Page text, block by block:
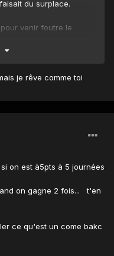
du surplace.
venir foutre le
face au variant
on bat leeds
je rêve comme toi
on est à5pts à 5 journées
on gagne 2 fois... t'en
ce qu'est un come bakc